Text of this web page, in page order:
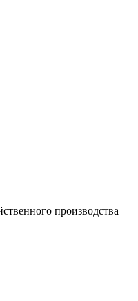
производства